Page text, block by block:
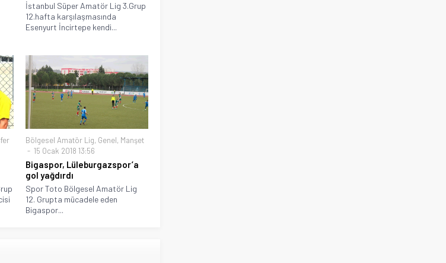
İstanbul Süper Amatör Lig 3.Grup
12.hafta karşılaşmasında
Esenyurt İncirtepe kendi...
Bölgesel Amatör Lig, Genel, Manşet
15 Ocak 2018 13:56
Bigaspor, Lüleburgazspor’a
gol yağdırdı
Spor Toto Bölgesel Amatör Lig
12. Grupta mücadele eden
Bigaspor...